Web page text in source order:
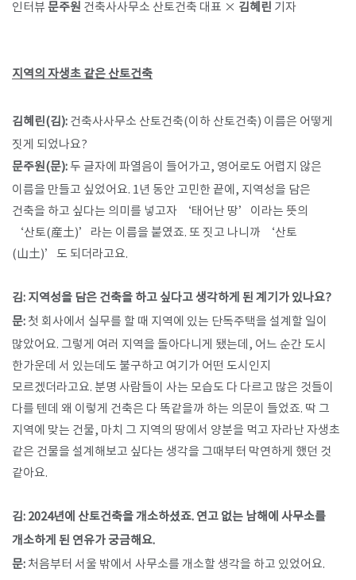
인터뷰 문주원 건축사사무소 산토건축 대표 × 김혜린 기자
지역의 자생초 같은 산토건축
김혜린(김): 건축사사무소 산토건축(이하 산토건축) 이름은 어떻게
짓게 되었나요?
문주원(문):두 글자에 파열음이 들어가고, 영어로도 어렵지 않은
이름을 만들고 싶었어요. 1년 동안 고민한 끝에, 지역성을 담은
건축을 하고 싶다는 의미를 넣고자 ‘태어난 땅’이라는 뜻의
‘산토(産土)’라는 이름을 붙였죠. 또 짓고 나니까 ‘산토
(山土)’도 되더라고요.
김: 지역성을 담은 건축을 하고 싶다고 생각하게 된 계기가 있나요?
문: 첫 회사에서 실무를 할 때 지역에 있는 단독주택을 설계할 일이
많았어요. 그렇게 여러 지역을 돌아다니게 됐는데, 어느 순간 도시
한가운데 서 있는데도 불구하고 여기가 어떤 도시인지
모르겠더라고요. 분명 사람들이 사는 모습도 다 다르고 많은 것들이
다를 텐데 왜 이렇게 건축은 다 똑같을까 하는 의문이 들었죠. 딱 그
지역에 맞는 건물, 마치 그 지역의 땅에서 양분을 먹고 자라난 자생초
같은 건물을 설계해보고 싶다는 생각을 그때부터 막연하게 했던 것
같아요.
김: 2024년에 산토건축을 개소하셨죠. 연고 없는 남해에 사무소를
개소하게 된 연유가 궁금해요.
문:처음부터 서울 밖에서 사무소를 개소할 생각을 하고 있었어요.